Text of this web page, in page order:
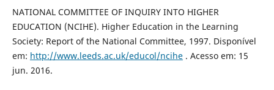
NATIONAL COMMITTEE OF INQUIRY INTO HIGHER
EDUCATION (NCIHE). Higher Education in the Learning
Society: Report of the National Committee, 1997. Disponível
em: http://www.leeds.ac.uk/educol/ncihe. Acesso em: 15
jun. 2016.